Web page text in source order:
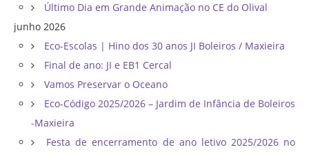
Último Dia em Grande Animação no CE do Olival
junho 2026
Eco-Escolas | Hino dos 30 anos JI Boleiros / Maxieira
Final de ano: JI e EB1 Cercal
Vamos Preservar o Oceano
Eco-Código 2025/2026 – Jardim de Infância de Boleiros
-Maxieira
Festa de encerramento de ano letivo 2025/2026 no